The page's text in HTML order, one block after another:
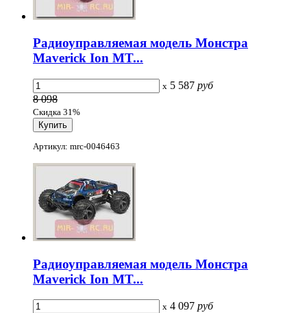
Радиоуправляемая модель Монстра
Maverick Ion MT...
x 5 587 руб
8 098
Скидка 31%
Артикул: mrc-0046463
Радиоуправляемая модель Монстра
Maverick Ion MT...
x 4 097 руб